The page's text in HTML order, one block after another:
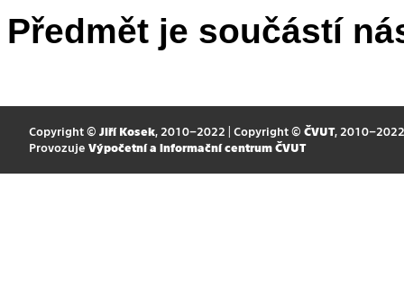
Předmět je součástí
Copyright © Jiří Kosek, 2010–2022 | Copyright © ČVUT, 2010–2022
Provozuje Výpočetní a informační centrum ČVUT